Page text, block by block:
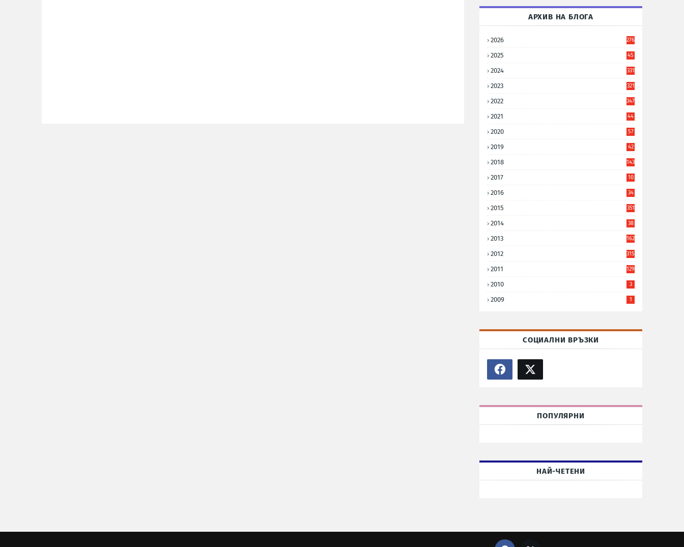
АРХИВ НА БЛОГА
2026 276
2025
45
2024 331
2023 321
2022 347
2021
44
2020
57
2019
42
2018 143
2017
10
2016
34
2015 351
2014
38
2013 162
2012 315
2011 129
2010 3
2009 1
СОЦИАЛНИ ВРЪЗКИ
ПОПУЛЯРНИ
НАЙ-ЧЕТЕНИ